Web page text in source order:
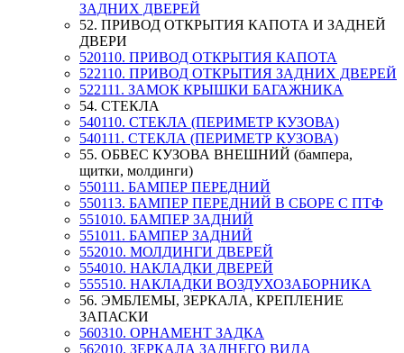
ЗАДНИХ ДВЕРЕЙ
52. ПРИВОД ОТКРЫТИЯ КАПОТА И ЗАДНЕЙ
ДВЕРИ
520110. ПРИВОД ОТКРЫТИЯ КАПОТА
522110. ПРИВОД ОТКРЫТИЯ ЗАДНИХ ДВЕРЕЙ
522111. ЗАМОК КРЫШКИ БАГАЖНИКА
54. СТЕКЛА
540110. СТЕКЛА (ПЕРИМЕТР КУЗОВА)
540111. СТЕКЛА (ПЕРИМЕТР КУЗОВА)
55. ОБВЕС КУЗОВА ВНЕШНИЙ (бампера,
щитки, молдинги)
550111. БАМПЕР ПЕРЕДНИЙ
550113. БАМПЕР ПЕРЕДНИЙ В СБОРЕ С ПТФ
551010. БАМПЕР ЗАДНИЙ
551011. БАМПЕР ЗАДНИЙ
552010. МОЛДИНГИ ДВЕРЕЙ
554010. НАКЛАДКИ ДВЕРЕЙ
555510. НАКЛАДКИ ВОЗДУХОЗАБОРНИКА
56. ЭМБЛЕМЫ, ЗЕРКАЛА, КРЕПЛЕНИЕ
ЗАПАСКИ
560310. ОРНАМЕНТ ЗАДКА
562010. ЗЕРКАЛА ЗАДНЕГО ВИДА